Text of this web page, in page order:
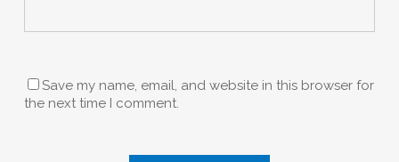
Save my name, email, and website in this browser for
the next time I comment.